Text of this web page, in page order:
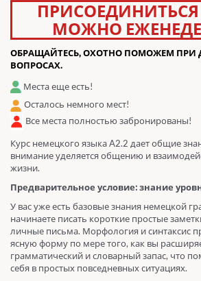
ПРИСОЕДИНИТЬСЯ
МОЖНО
ОБРАЩАЙТЕСЬ, ОХОТНО ПОМОЖЕМ
ВОПРОСАХ.
Места еще есть!
Осталось немного мест!
Все места полностью забронированы!
Курс немецкого языка A2.2 дает общие
внимание уделяется общению и
жизни.
Предварительное условие: знание
У вас уже есть базовые знания немецкой
начинаете писать короткие простые
личные письма. Морфология и синтаксис
ясную форму по мере того, как вы
грамматический и словарный запас, что
себя в простых повседневных ситуациях.